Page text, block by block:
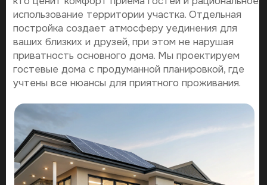
Преимущества двухэтажных домов
1. Компактный вариант
Площадь 30-50 м²:
спальня, санузел, небольшая зона отдыха
Идеально для размещения 2-3 гостей